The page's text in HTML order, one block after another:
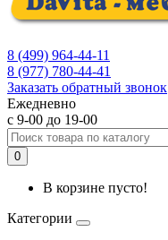
8 (499) 964-44-11
8 (977) 780-44-41
Заказать обратный звонок
Ежедневно
с 9-00 до 19-00
0
В корзине пусто!
Категории